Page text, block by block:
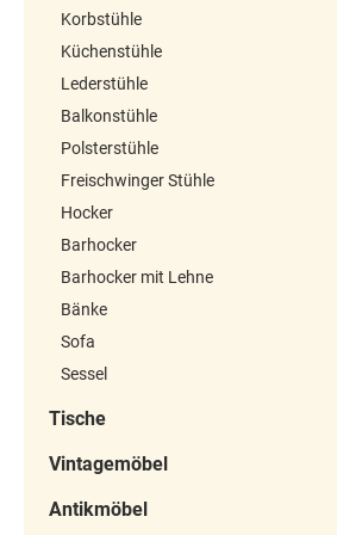
Korbstühle
Küchenstühle
Lederstühle
Balkonstühle
Polsterstühle
Freischwinger Stühle
Hocker
Barhocker
Barhocker mit Lehne
Bänke
Sofa
Sessel
Tische
Vintagemöbel
Antikmöbel